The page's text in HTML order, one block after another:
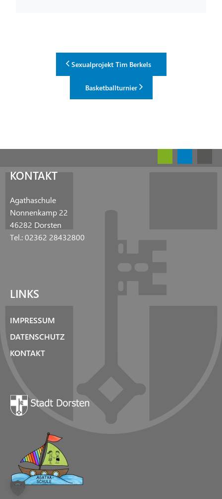
Sexualprojekt Tim Berkels
Basketballturnier
KONTAKT
Agathaschule
Nonnenkamp 22
46282 Dorsten
Tel.: 02362 28432800
LINKS
IMPRESSUM
DATENSCHUTZ
KONTAKT